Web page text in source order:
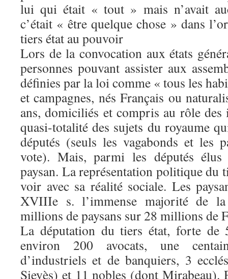
lui qui était « tout » mais n’avait
c’était « être quelque chose » dans
tiers état au pouvoir
Lors de la convocation aux états
personnes pouvant assister aux
définies par la loi comme « tous les
et campagnes, nés Français ou
ans, domiciliés et compris au rôle des
quasi-totalité des sujets du royaume
députés (seuls les vagabonds et les
vote). Mais, parmi les députés
paysan. La représentation politique du
voir avec sa réalité sociale. Les
XVIIIe s. l’immense majorité de
millions de paysans sur 28 millions de
La députation du tiers état, forte de
environ 200 avocats, une
d’industriels et de banquiers, 3
Sieyès) et 11 nobles (dont Mirabeau).